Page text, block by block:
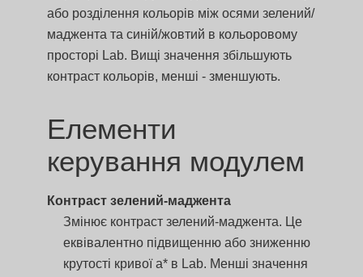
або розділення кольорів між осями зелений/
маджента та синій/жовтий в кольоровому
просторі Lab. Вищі значення збільшують
контраст кольорів, менші - зменшують.
Елементи
керування модулем
Контраст зелений-маджента
Змінює контраст зелений-маджента. Це
еквівалентно підвищенню або зниженню
крутості кривої a* в Lab. Менші значення